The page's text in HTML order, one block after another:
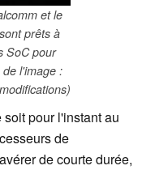
et le
prêts à
SoC pour
l'image :
pour l'instant au
de
de courte durée,